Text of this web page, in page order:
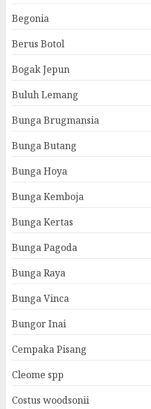
Begonia
Berus Botol
Bogak Jepun
Buluh Lemang
Bunga Brugmansia
Bunga Butang
Bunga Hoya
Bunga Kemboja
Bunga Kertas
Bunga Pagoda
Bunga Raya
Bunga Vinca
Bungor Inai
Cempaka Pisang
Cleome spp
Costus woodsonii